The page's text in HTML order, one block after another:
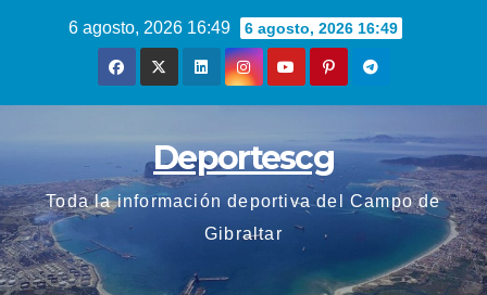
6 agosto, 2026 16:49 6 agosto, 2026 16:49
Deportescg
Toda la información deportiva del Campo de
Gibraltar